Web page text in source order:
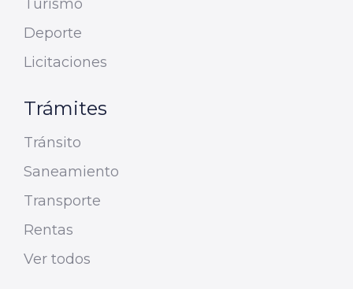
Turismo
Deporte
Licitaciones
Trámites
Tránsito
Saneamiento
Transporte
Rentas
Ver todos